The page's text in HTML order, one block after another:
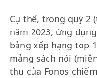
Cụ thể, trong quý 2
năm 2023, ứng
bảng xếp hạng top
mảng sách nói
thu của Fonos